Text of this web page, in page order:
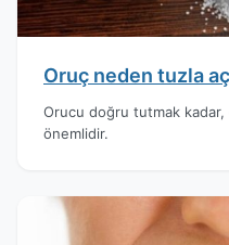
Oruç neden tuzla
Orucu doğru tutmak
önemlidir.